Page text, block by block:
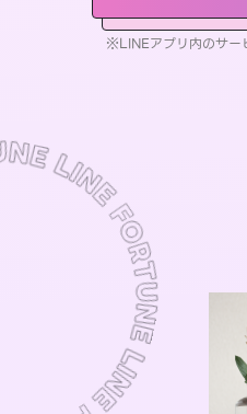
※LINEアプリ内のサー